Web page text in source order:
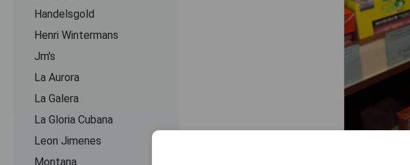
Handelsgold
Henri Wintermans
Jm's
La Aurora
La Galera
La Gloria Cubana
Leon Jimenes
Montana